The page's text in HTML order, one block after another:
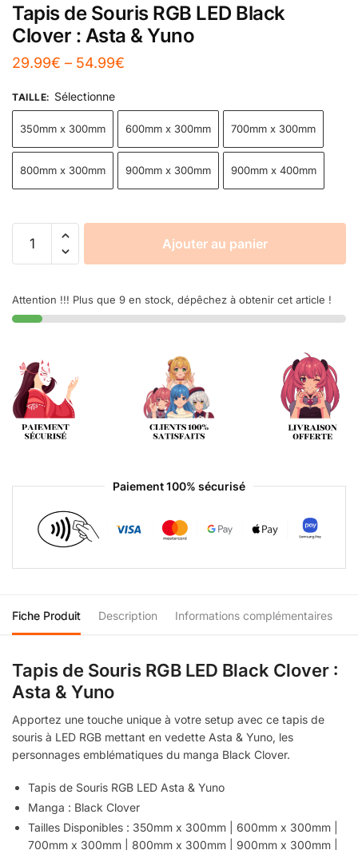
Tapis de Souris RGB LED Black
Clover : Asta & Yuno
29.99€ – 54.99€
TAILLE: Sélectionne
350mm x 300mm 600mm x 300mm 700mm x 300mm
800mm x 300mm 900mm x 300mm 900mm x 400mm
Ajouter au panier
Attention !!! Plus que 9 en stock, dépêchez à obtenir cet article !
Paiement 100% sécurisé
Fiche Produit Description Informations complémentaires
Tapis de Souris RGB LED Black Clover :
Asta & Yuno
Apportez une touche unique à votre setup avec ce tapis de
souris à LED RGB mettant en vedette Asta & Yuno, les
personnages emblématiques du manga Black Clover.
Tapis de Souris RGB LED Asta & Yuno
Manga : Black Clover
Tailles Disponibles : 350mm x 300mm | 600mm x 300mm |
700mm x 300mm | 800mm x 300mm | 900mm x 300mm |